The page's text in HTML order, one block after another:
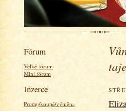
Fórum
Velké fórum
Mini fórum
Inzerce
Prodej/koupě/výměna